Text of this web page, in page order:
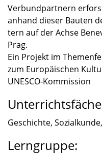
Verbund­part­nern
anhand dieser Bauten
tern auf der Achse
Prag.
Ein Projekt im
zum Europäi­schen
UNESCO-Kommission
Geschichte,
Lerngruppe: